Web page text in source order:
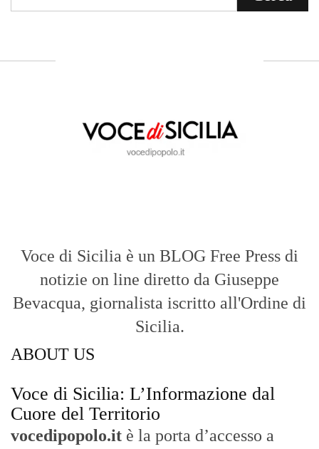
Voce di Sicilia è un BLOG Free Press di
notizie on line diretto da Giuseppe
Bevacqua, giornalista iscritto all'Ordine di
Sicilia.
ABOUT US
Voce di Sicilia: L’Informazione dal
Cuore del Territorio
vocedipopolo.it è la porta d’accesso a